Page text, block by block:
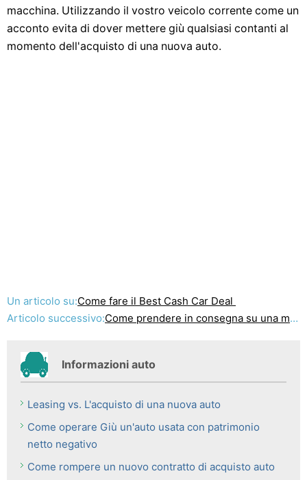
macchina. Utilizzando il vostro veicolo corrente come un
acconto evita di dover mettere giù qualsiasi contanti al
momento dell'acquisto di una nuova auto.
Un articolo su:Come fare il Best Cash Car Deal
Articolo successivo:Come prendere in consegna su una macchina che non ottenere Finanziato
Informazioni auto
Leasing vs. L'acquisto di una nuova auto
Come operare Giù un'auto usata con patrimonio
netto negativo
Come rompere un nuovo contratto di acquisto auto